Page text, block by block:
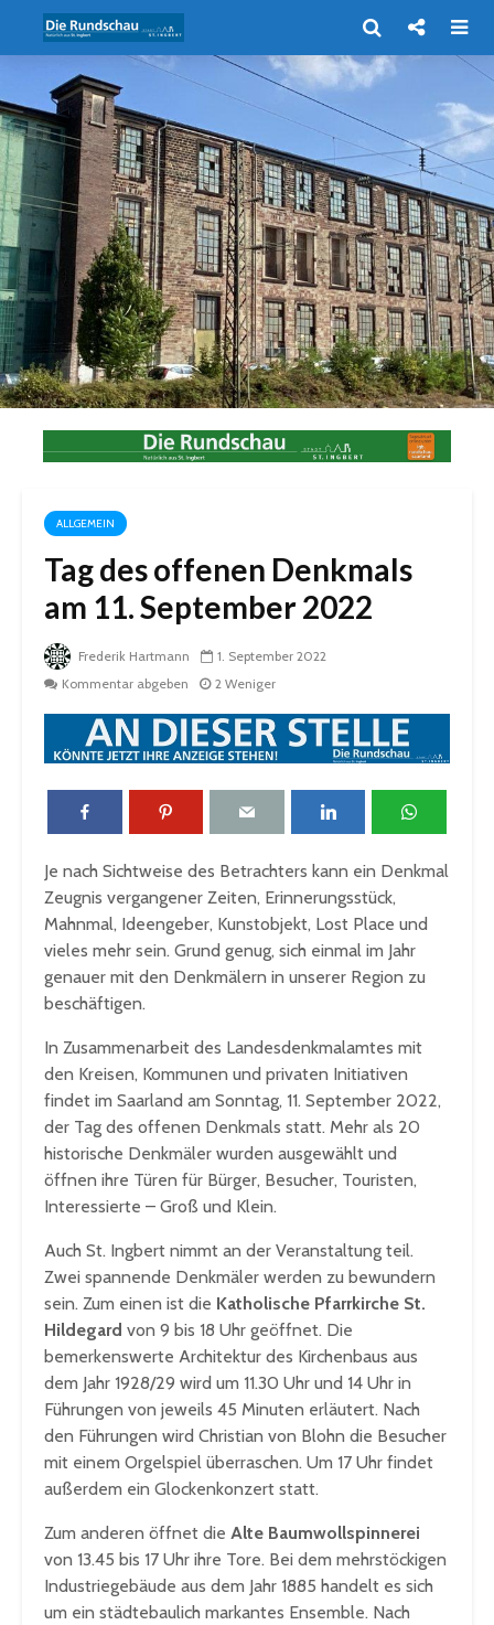
ALLGEMEIN
Tag des offenen Denkmals
am 11. September 2022
Frederik Hartmann
1. September 2022
Kommentar abgeben
2 Weniger
Je nach Sichtweise des Betrachters kann ein Denkmal
Zeugnis vergangener Zeiten, Erinnerungsstück,
Mahnmal, Ideengeber, Kunstobjekt, Lost Place und
vieles mehr sein. Grund genug, sich einmal im Jahr
genauer mit den Denkmälern in unserer Region zu
beschäftigen.
In Zusammenarbeit des Landesdenkmalamtes mit
den Kreisen, Kommunen und privaten Initiativen
findet im Saarland am Sonntag, 11. September 2022,
der Tag des offenen Denkmals statt. Mehr als 20
historische Denkmäler wurden ausgewählt und
öffnen ihre Türen für Bürger, Besucher, Touristen,
Interessierte – Groß und Klein.
Auch St. Ingbert nimmt an der Veranstaltung teil.
Zwei spannende Denkmäler werden zu bewundern
sein. Zum einen ist die Katholische Pfarrkirche St.
Hildegard von 9 bis 18 Uhr geöffnet. Die
bemerkenswerte Architektur des Kirchenbaus aus
dem Jahr 1928/29 wird um 11.30 Uhr und 14 Uhr in
Führungen von jeweils 45 Minuten erläutert. Nach
den Führungen wird Christian von Blohn die Besucher
mit einem Orgelspiel überraschen. Um 17 Uhr findet
außerdem ein Glockenkonzert statt.
Zum anderen öffnet die Alte Baumwollspinnerei
von 13.45 bis 17 Uhr ihre Tore. Bei dem mehrstöckigen
Industriegebäude aus dem Jahr 1885 handelt es sich
um ein städtebaulich markantes Ensemble. Nach